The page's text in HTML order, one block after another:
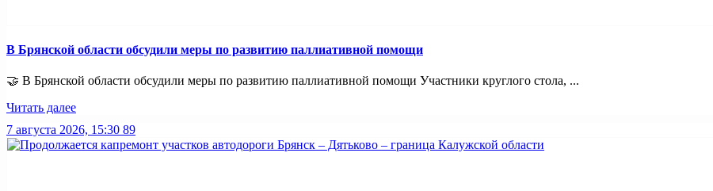
В Брянской области обсудили меры по развитию паллиативной помощи
🤝 В Брянской области обсудили меры по развитию паллиативной помощи Участники круглого стола, ...
Читать далее
7 августа 2026, 15:30 89